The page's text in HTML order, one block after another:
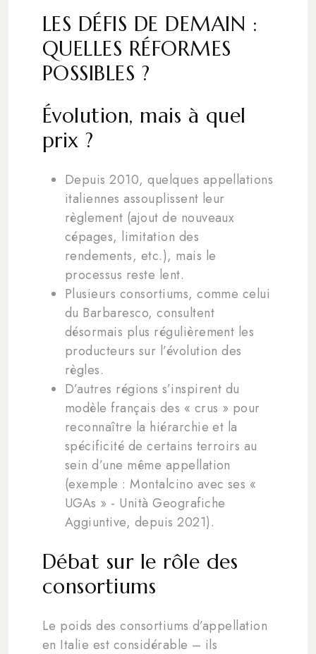
LES DÉFIS DE DEMAIN :
QUELLES RÉFORMES
POSSIBLES ?
Évolution, mais à quel
prix ?
Depuis 2010, quelques appellations
italiennes assouplissent leur
règlement (ajout de nouveaux
cépages, limitation des
rendements, etc.), mais le
processus reste lent.
Plusieurs consortiums, comme celui
du Barbaresco, consultent
désormais plus régulièrement les
producteurs sur l’évolution des
règles.
D’autres régions s’inspirent du
modèle français des « crus » pour
reconnaître la hiérarchie et la
spécificité de certains terroirs au
sein d’une même appellation
(exemple : Montalcino avec ses «
UGAs » - Unità Geografiche
Aggiuntive, depuis 2021).
Débat sur le rôle des
consortiums
Le poids des consortiums d’appellation
en Italie est considérable – ils